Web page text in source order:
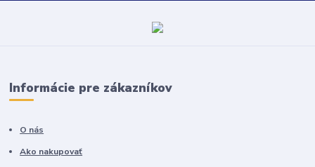
Informácie pre zákazníkov
O nás
Ako nakupovať